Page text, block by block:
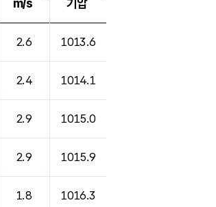
m/s
기압
2.6 1013.6
2.4 1014.1
2.9 1015.0
2.9 1015.9
1.8 1016.3